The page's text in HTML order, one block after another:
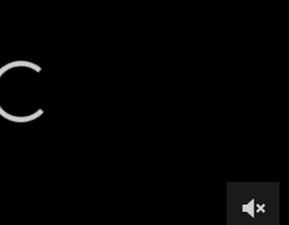
sur le site web de l’organisme et
de formations, tant au
que des organismes d’insertion
l’imprimer, parce que ça aide les
le plus cohérent possible